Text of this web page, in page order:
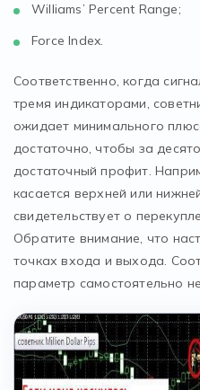
Williams’ Percent Range;
Force Index.
Соответственно, когда
тремя индикаторами,
ожидает минимального
достаточно, чтобы за
достаточный профит.
касается верхней или
свидетельствует о
Обратите внимание, что
точках входа и выхода.
параметр самостоятельно